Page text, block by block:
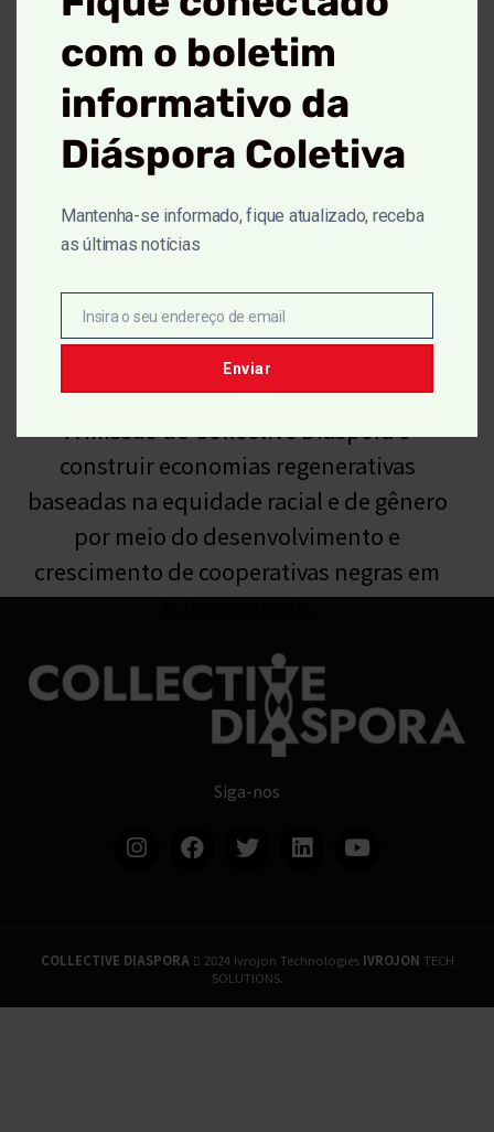
Missão
A missão do Collective Diaspora é
construir economias regenerativas
baseadas na equidade racial e de gênero
por meio do desenvolvimento e
crescimento de cooperativas negras em
todo o mundo.
Siga-nos
COLLECTIVE DIASPORA 2024 Ivrojon Technologies IVROJON TECH
SOLUTIONS.
com o boletim
informativo da
Diáspora Coletiva
Mantenha-se informado, fique atualizado, receba
as últimas notícias
Correio
eletrônico
Insira o seu endereço de email
Enviar